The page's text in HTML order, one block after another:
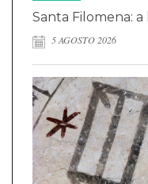
Santa Filomena:
5 AGOSTO 2026